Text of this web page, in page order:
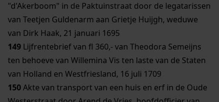
"d'Akerboom" in de Paktuinstraat door de legatarissen
van Teetjen Guldenarm aan Grietje Huijgh, weduwe
van Dirk Haak, 21 januari 1695
149 Lijfrentebrief van fl 360,- van Theodora Semeijns
ten behoeve van Willemina Vis ten laste van de Staten
van Holland en Westfriesland, 16 juli 1709
150Akte van transport van een huis en erf in de Oude